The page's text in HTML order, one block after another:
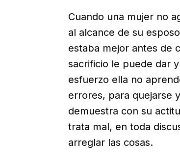
Cuando una mujer no
al alcance de su
estaba mejor antes de
sacrificio le puede dar
esfuerzo ella no
errores, para quejarse
demuestra con su
trata mal, en toda
arreglar las cosas.